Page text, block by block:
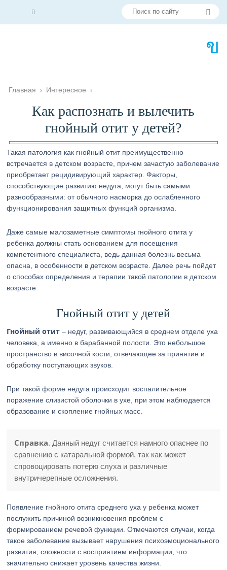
Главная › Интересное ›
Как распознать и вылечить
гнойный отит у детей?
Такая патология как гнойный отит преимущественно
встречается в детском возрасте, причем зачастую заболевание
приобретает рецидивирующий характер. Факторы,
способствующие развитию недуга, могут быть самыми
разнообразными: от обычного насморка до ослабленного
функционирования защитных функций организма.
Даже самые малозаметные симптомы гнойного отита у
ребенка должны стать основанием для посещения
компетентного специалиста, ведь данная болезнь весьма
опасна, в особенности в детском возрасте. Далее речь пойдет
о способах определения и терапии такой патологии в детском
возрасте.
Гнойный отит у детей
Гнойный отит – недуг, развивающийся в среднем отделе уха
человека, а именно в барабанной полости. Это небольшое
пространство в височной кости, отвечающее за принятие и
обработку поступающих звуков.
При такой форме недуга происходит воспалительное
поражение слизистой оболочки в ухе, при этом наблюдается
образование и скопление гнойных масс.
Справка. Данный недуг считается намного опаснее по
сравнению с катаральной формой, так как может
спровоцировать потерю слуха и различные
внутричерепные осложнения.
Появление гнойного отита среднего уха у ребенка может
послужить причиной возникновения проблем с
формированием речевой функции. Отмечаются случаи, когда
такое заболевание вызывает нарушения психоэмоционального
развития, сложности с восприятием информации, что
значительно снижает уровень качества жизни.